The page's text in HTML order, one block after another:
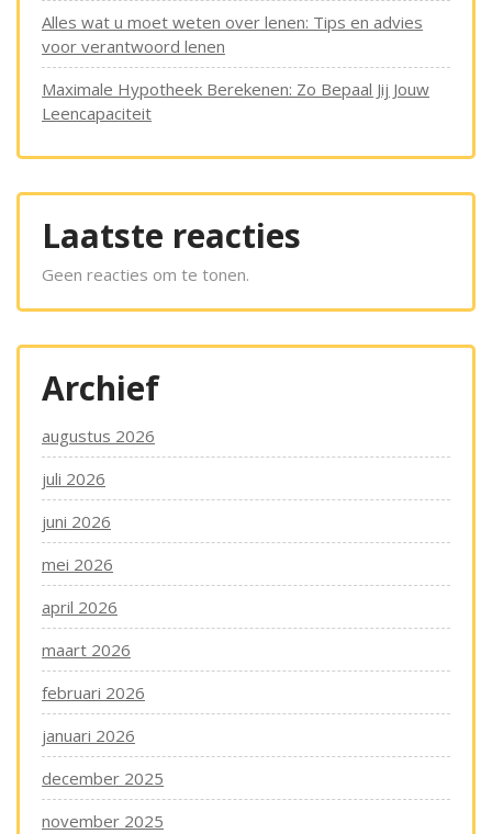
Alles wat u moet weten over lenen: Tips en advies
voor verantwoord lenen
Maximale Hypotheek Berekenen: Zo Bepaal Jij Jouw
Leencapaciteit
Laatste reacties
Geen reacties om te tonen.
Archief
augustus 2026
juli 2026
juni 2026
mei 2026
april 2026
maart 2026
februari 2026
januari 2026
december 2025
november 2025